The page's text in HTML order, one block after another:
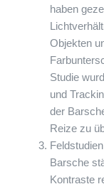
haben
Objekten
Studie
und
der
Reize zu
Barsche
Kontraste